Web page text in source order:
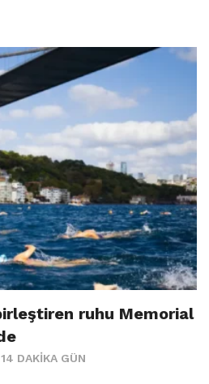
ruhu Memorial
14 DAKIKA GÜN